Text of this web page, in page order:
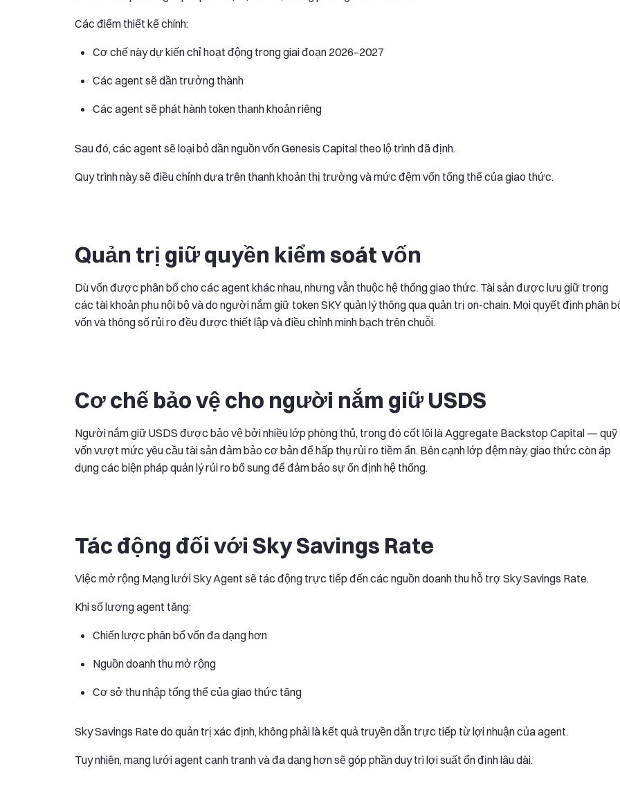
Các điểm thiết kế chính:
Cơ chế này dự kiến chỉ hoạt động trong giai đoạn 2026–2027
Các agent sẽ dần trưởng thành
Các agent sẽ phát hành token thanh khoản riêng
Sau đó, các agent sẽ loại bỏ dần nguồn vốn Genesis Capital theo lộ trình đã định.
Quy trình này sẽ điều chỉnh dựa trên thanh khoản thị trường và mức đệm vốn tổng thể của giao thức.
Quản trị giữ quyền kiểm soát vốn
Dù vốn được phân bổ cho các agent khác nhau, nhưng vẫn thuộc hệ thống giao thức. Tài sản được lưu giữ trong
các tài khoản phụ nội bộ và do người nắm giữ token SKY quản lý thông qua quản trị on-chain. Mọi quyết định phân
vốn và thông số rủi ro đều được thiết lập và điều chỉnh minh bạch trên chuỗi.
Cơ chế bảo vệ cho người nắm giữ USDS
Người nắm giữ USDS được bảo vệ bởi nhiều lớp phòng thủ, trong đó cốt lõi là Aggregate Backstop Capital — quỹ
vốn vượt mức yêu cầu tài sản đảm bảo cơ bản để hấp thụ rủi ro tiềm ẩn. Bên cạnh lớp đệm này, giao thức còn áp
dụng các biện pháp quản lý rủi ro bổ sung để đảm bảo sự ổn định hệ thống.
Tác động đối với Sky Savings Rate
Việc mở rộng Mạng lưới Sky Agent sẽ tác động trực tiếp đến các nguồn doanh thu hỗ trợ Sky Savings Rate.
Khi số lượng agent tăng:
Chiến lược phân bổ vốn đa dạng hơn
Nguồn doanh thu mở rộng
Cơ sở thu nhập tổng thể của giao thức tăng
Sky Savings Rate do quản trị xác định, không phải là kết quả truyền dẫn trực tiếp từ lợi nhuận của agent.
Tuy nhiên, mạng lưới agent cạnh tranh và đa dạng hơn sẽ góp phần duy trì lợi suất ổn định lâu dài.